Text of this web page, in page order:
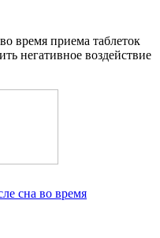
время приема таблеток
негативное воздействие
сна во время